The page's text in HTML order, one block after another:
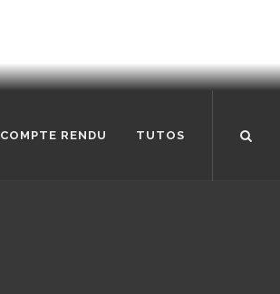
COMPTE RENDU TUTOS